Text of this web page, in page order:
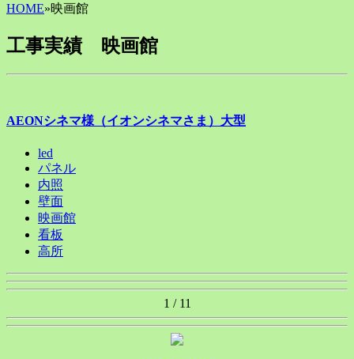
HOME»映画館
工事実績 映画館
AEONシネマ様（イオンシネマさま）大型
led
パネル
内照
壁面
映画館
看板
高所
1 / 11